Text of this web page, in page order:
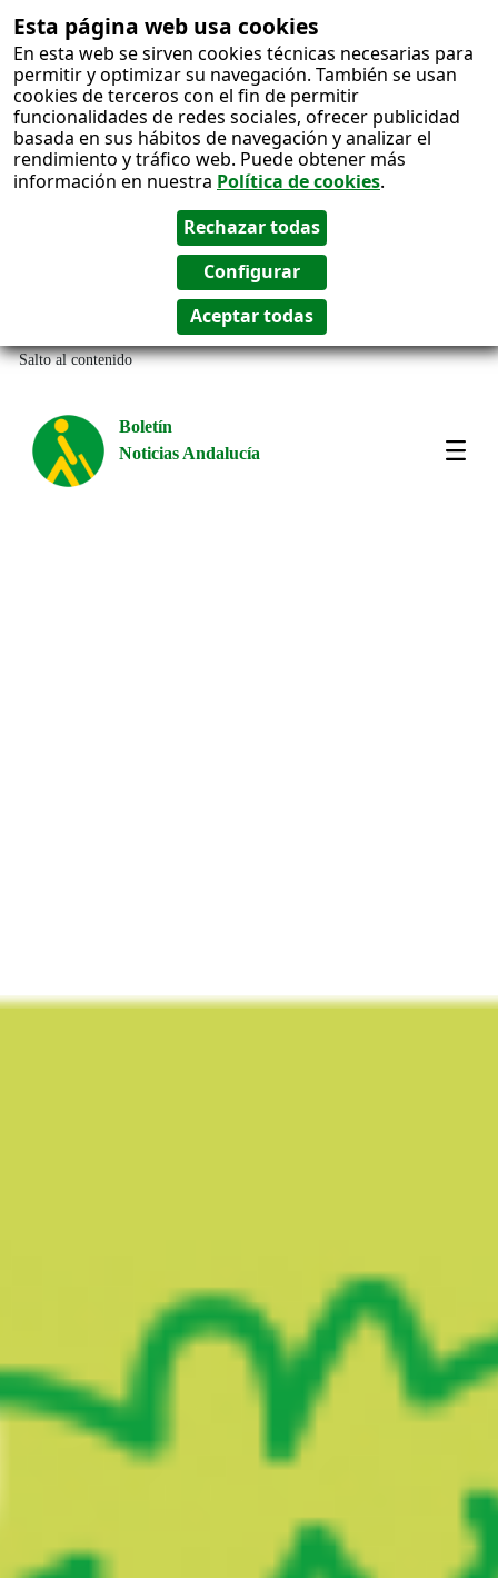
Esta página web usa cookies
En esta web se sirven cookies técnicas necesarias para
permitir y optimizar su navegación. También se usan
cookies de terceros con el fin de permitir
funcionalidades de redes sociales, ofrecer publicidad
basada en sus hábitos de navegación y analizar el
rendimiento y tráfico web. Puede obtener más
información en nuestra Política de cookies.
Salto al contenido
Boletín
Noticias Andalucía